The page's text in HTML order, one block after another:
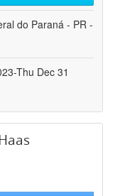
do Paraná - PR -
Thu Dec 31